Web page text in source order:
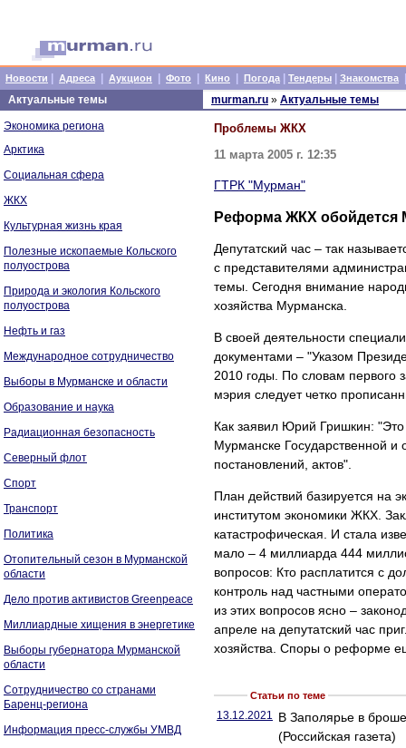
Новости Адреса Аукцион Фото Кино Погода Тендеры Знакомства
Актуальные темы
Экономика региона
Арктика
Социальная сфера
ЖКХ
Культурная жизнь края
Полезные ископаемые Кольского
полуострова
Природа и экология Кольского
полуострова
Нефть и газ
Международное сотрудничество
Выборы в Мурманске и области
Образование и наука
Радиационная безопасность
Северный флот
Спорт
Транспорт
Политика
Отопительный сезон в Мурманской
области
Дело против активистов Greenpeace
Миллиардные хищения в энергетике
Выборы губернатора Мурманской
области
Сотрудничество со странами
Баренц-региона
Информация пресс-службы УМВД
murman.ru » Актуальные темы
Проблемы ЖКХ
11 марта 2005 г. 12:35
ГТРК "Мурман"
Реформа ЖКХ обойдется
Депутатский час – так
с представителями
темы. Сегодня внимание
хозяйства Мурманска.
В своей деятельности
документами – "Указом
2010 годы. По словам первого
мэрия следует четко
Как заявил Юрий Гришкин:
Мурманске Государственной и
постановлений, актов".
План действий базируется на
институтом экономики ЖКХ.
катастрофическая. И стала
мало – 4 миллиарда 444
вопросов: Кто расплатится с
контроль над частными
из этих вопросов ясно –
апреле на депутатский час
хозяйства. Споры о реформе
Статьи по теме
13.12.2021 В Заполярье в
(Российская газета)